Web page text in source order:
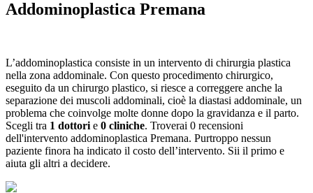
Addominoplastica Premana
L’addominoplastica consiste in un intervento di chirurgia plastica
nella zona addominale. Con questo procedimento chirurgico,
eseguito da un chirurgo plastico, si riesce a correggere anche la
separazione dei muscoli addominali, cioè la diastasi addominale, un
problema che coinvolge molte donne dopo la gravidanza e il parto.
Scegli tra 1 dottori e 0 cliniche. Troverai 0 recensioni
dell'intervento addominoplastica Premana. Purtroppo nessun
paziente finora ha indicato il costo dell’intervento. Sii il primo e
aiuta gli altri a decidere.